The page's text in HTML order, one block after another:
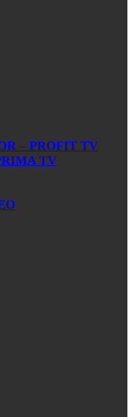
– PROFIT TV
TV